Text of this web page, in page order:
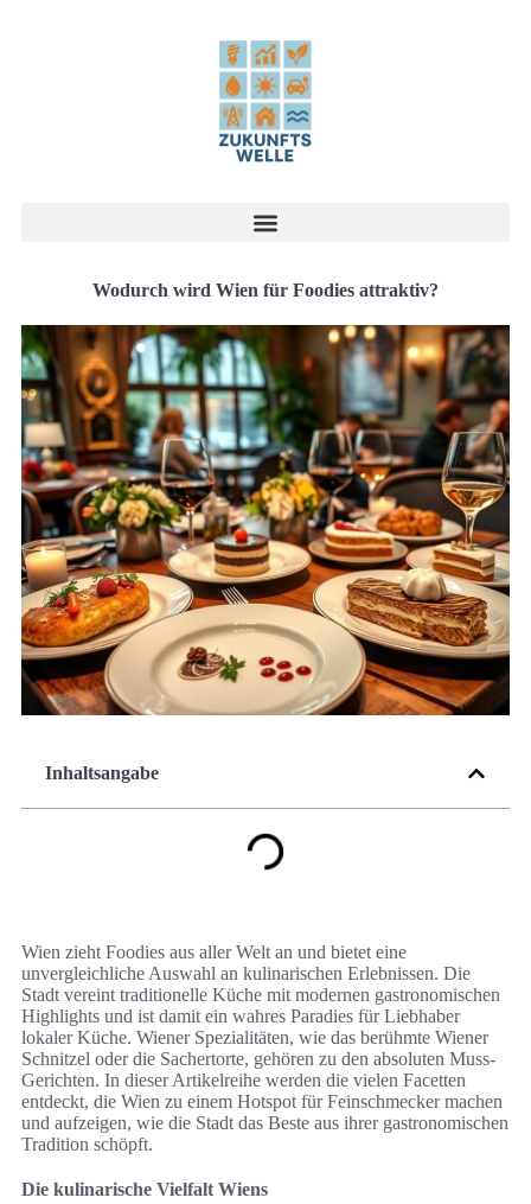
Wodurch wird Wien für Foodies attraktiv?
Inhaltsangabe
Wien zieht Foodies aus aller Welt an und bietet eine
unvergleichliche Auswahl an kulinarischen Erlebnissen. Die
Stadt vereint traditionelle Küche mit modernen gastronomischen
Highlights und ist damit ein wahres Paradies für Liebhaber
lokaler Küche. Wiener Spezialitäten, wie das berühmte Wiener
Schnitzel oder die Sachertorte, gehören zu den absoluten Muss-
Gerichten. In dieser Artikelreihe werden die vielen Facetten
entdeckt, die Wien zu einem Hotspot für Feinschmecker machen
und aufzeigen, wie die Stadt das Beste aus ihrer gastronomischen
Tradition schöpft.
Die kulinarische Vielfalt Wiens